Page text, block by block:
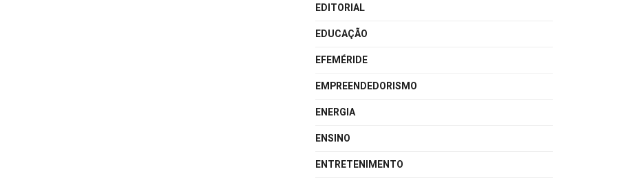
EDITORIAL
EDUCAÇÃO
EFEMÉRIDE
EMPREENDEDORISMO
ENERGIA
ENSINO
ENTRETENIMENTO